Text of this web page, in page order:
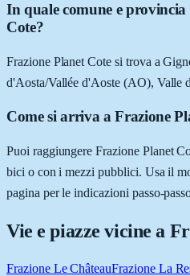
In quale comune e
Cote?
Frazione Planet Cote si trova a
d'Aosta/Vallée d'Aoste (AO), Valle
Come si arriva a Frazione
Puoi raggiungere Frazione Planet
bici o con i mezzi pubblici. Usa il
pagina per le indicazioni passo-
Vie e piazze vicine a
Frazione Le ChâteauFrazione La